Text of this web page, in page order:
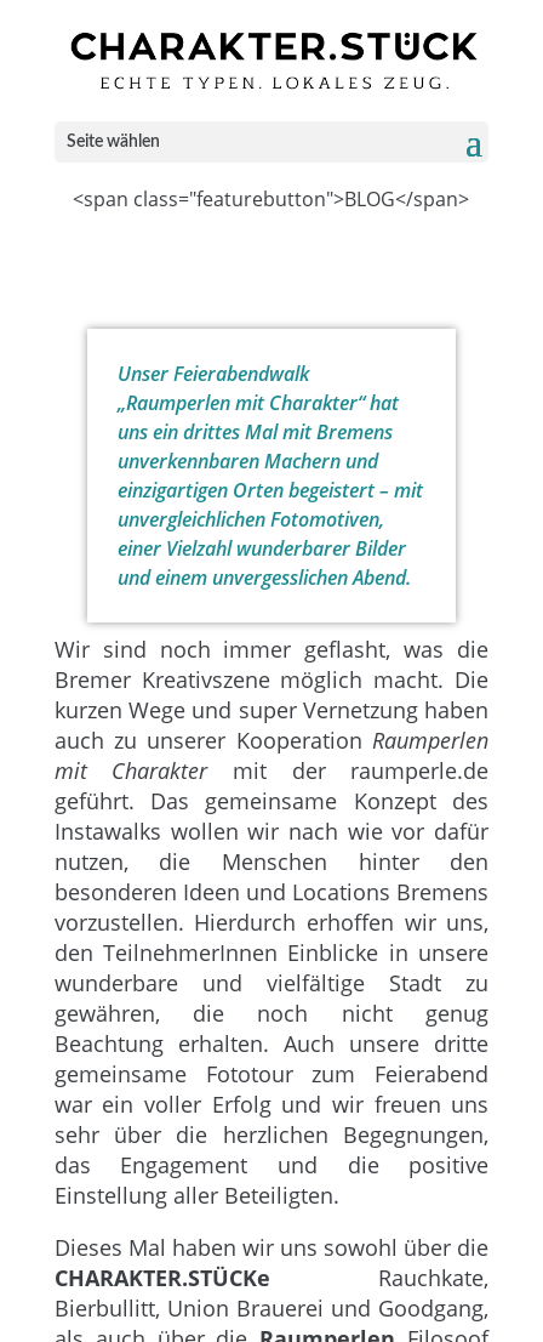
Seite wählen
<span class="featurebutton">BLOG</span>
Unser Feierabendwalk
„Raumperlen mit Charakter“ hat
uns ein drittes Mal mit Bremens
unverkennbaren Machern und
einzigartigen Orten begeistert – mit
unvergleichlichen Fotomotiven,
einer Vielzahl wunderbarer Bilder
und einem unvergesslichen Abend.
Wir sind noch immer geflasht, was die
Bremer Kreativszene möglich macht. Die
kurzen Wege und super Vernetzung haben
auch zu unserer KooperationRaumperlen
mit Charaktermit der raumperle.de
geführt. Das gemeinsame Konzept des
Instawalks wollen wir nach wie vor dafür
nutzen, die Menschen hinter den
besonderen Ideen und Locations Bremens
vorzustellen. Hierdurch erhoffen wir uns,
den TeilnehmerInnen Einblicke in unsere
wunderbare und vielfältige Stadt zu
gewähren, die noch nicht genug
Beachtung erhalten. Auch unsere dritte
gemeinsame Fototour zum Feierabend
war ein voller Erfolg und wir freuen uns
sehr über die herzlichen Begegnungen,
das Engagement und die positive
Einstellung aller Beteiligten.
Dieses Mal haben wir uns sowohl über die
CHARAKTER.STÜCKe Rauchkate,
Bierbullitt, Union Brauerei und Goodgang,